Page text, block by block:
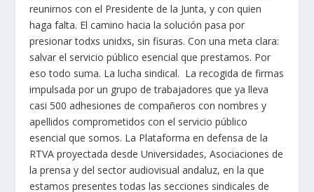
reunirnos con el Presidente de la Junta, y con quien
haga falta. El camino hacia la solución pasa por
presionar todxs unidxs, sin fisuras. Con una meta clara:
salvar el servicio público esencial que prestamos. Por
eso todo suma. La lucha sindical. La recogida de firmas
impulsada por un grupo de trabajadores que ya lleva
casi 500 adhesiones de compañeros con nombres y
apellidos comprometidos con el servicio público
esencial que somos. La Plataforma en defensa de la
RTVA proyectada desde Universidades, Asociaciones de
la prensa y del sector audiovisual andaluz, en la que
estamos presentes todas las secciones sindicales de